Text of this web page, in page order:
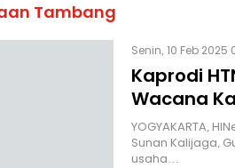
Tambang
Senin, 10 Feb 2025
Kaprodi
Wacana
YOGYAKARTA,
Sunan Kalijaga,
usaha…